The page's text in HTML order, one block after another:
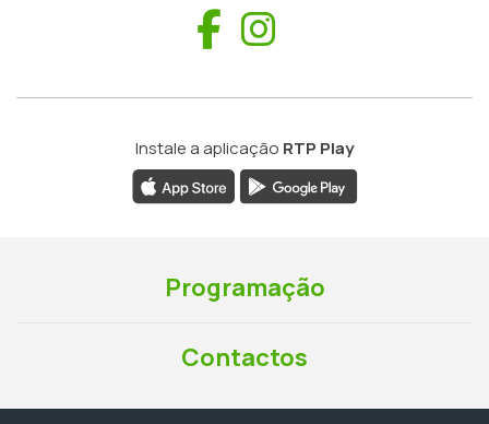
Facebook
Instale a aplicação RTP Play
Programação
Contactos